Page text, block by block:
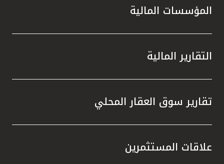
المؤسسات المالية
التقارير المالية
تقارير سوق العقار المحلي
علاقات المستثمرين